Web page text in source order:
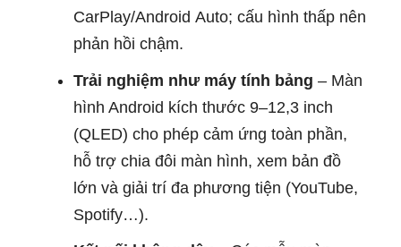
CarPlay/Android Auto; cấu hình thấp nên
phản hồi chậm.
Trải nghiệm như máy tính bảng – Màn
hình Android kích thước 9–12,3 inch
(QLED) cho phép cảm ứng toàn phần,
hỗ trợ chia đôi màn hình, xem bản đồ
lớn và giải trí đa phương tiện (YouTube,
Spotify…).